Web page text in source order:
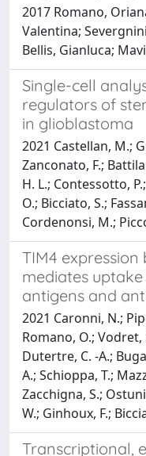
2017 Romano,
Valentina;
Bellis, Gianluca;
Single-cell
regulators of
in glioblastoma
2021 Castellan, M.;
Zanconato, F.;
H. L.; Contessotto,
O.; Bicciato, S.;
Cordenonsi, M.;
TIM4
mediates
antigens and
2021 Caronni, N.;
Romano, O.; Vodret,
Dutertre, C. -A.;
A.; Schioppa, T.;
Zacchigna, S.;
W.; Ginhoux, F.;
Transcriptional,